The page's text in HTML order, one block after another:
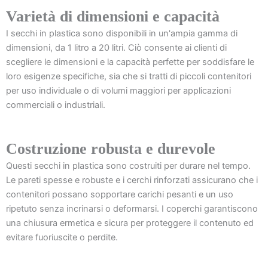
Varietà di dimensioni e capacità
I secchi in plastica sono disponibili in un'ampia gamma di
dimensioni, da 1 litro a 20 litri. Ciò consente ai clienti di
scegliere le dimensioni e la capacità perfette per soddisfare le
loro esigenze specifiche, sia che si tratti di piccoli contenitori
per uso individuale o di volumi maggiori per applicazioni
commerciali o industriali.
Costruzione robusta e durevole
Questi secchi in plastica sono costruiti per durare nel tempo.
Le pareti spesse e robuste e i cerchi rinforzati assicurano che i
contenitori possano sopportare carichi pesanti e un uso
ripetuto senza incrinarsi o deformarsi. I coperchi garantiscono
una chiusura ermetica e sicura per proteggere il contenuto ed
evitare fuoriuscite o perdite.